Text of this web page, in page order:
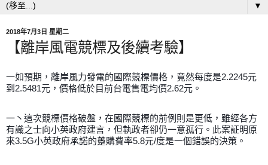
▼
2018年7月3日 星期二
【離岸風電競標及後續考驗】
一如預期，離岸風力發電的國際競標價格，竟然每度是2.2245元
到2.5481元，價格低於目前台電售電均價2.62元。
一丶這次競標價格破盤，在國際競標的前例則是更低，雖經各方
有識之士向小英政府建言，但執政者卻仍一意孤行。此案証明原
來3.5G小英政府承諾的躉購費率5.8元/度是一個錯誤的決策。